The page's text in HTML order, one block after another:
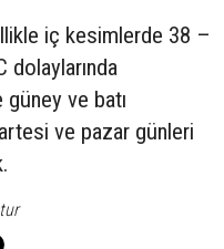
iç kesimlerde 38 –
dolaylarında
ve batı
ve pazar günleri